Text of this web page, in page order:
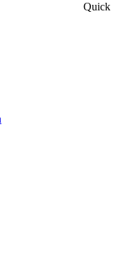
Quick